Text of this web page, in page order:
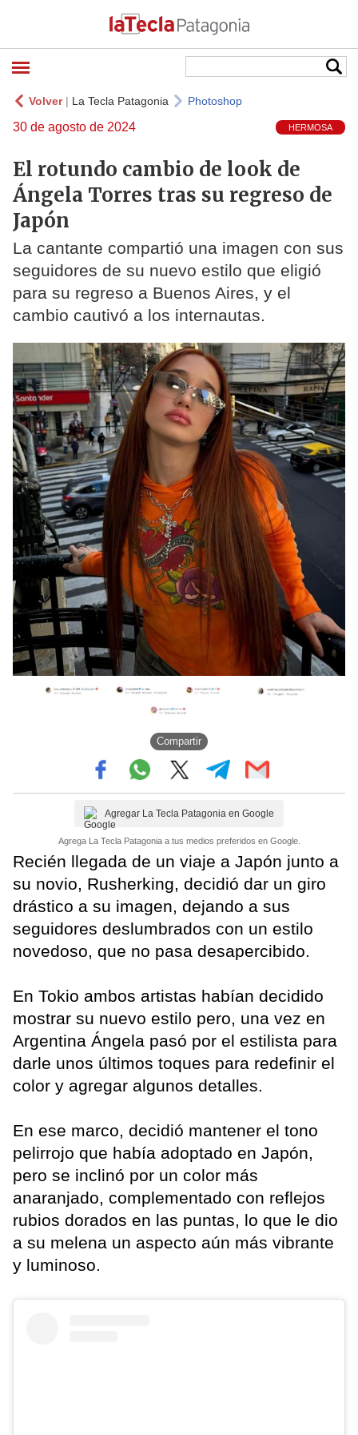
Volver| La Tecla Patagonia Photoshop
30 de agosto de 2024 HERMOSA
El rotundo cambio de look de
Ángela Torres tras su regreso de
Japón
La cantante compartió una imagen con sus
seguidores de su nuevo estilo que eligió
para su regreso a Buenos Aires, y el
cambio cautivó a los internautas.
Compartir
Agregar La Tecla Patagonia en Google
Agrega La Tecla Patagonia a tus medios preferidos en Google.
Recién llegada de un viaje a Japón junto a
su novio, Rusherking, decidió dar un giro
drástico a su imagen, dejando a sus
seguidores deslumbrados con un estilo
novedoso, que no pasa desapercibido.
En Tokio ambos artistas habían decidido
mostrar su nuevo estilo pero, una vez en
Argentina Ángela pasó por el estilista para
darle unos últimos toques para redefinir el
color y agregar algunos detalles.
En ese marco, decidió mantener el tono
pelirrojo que había adoptado en Japón,
pero se inclinó por un color más
anaranjado, complementado con reflejos
rubios dorados en las puntas, lo que le dio
a su melena un aspecto aún más vibrante
y luminoso.